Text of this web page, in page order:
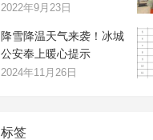
2022年9月23日
降雪降温天气来袭！冰城
公安奉上暖心提示
2024年11月26日
标签